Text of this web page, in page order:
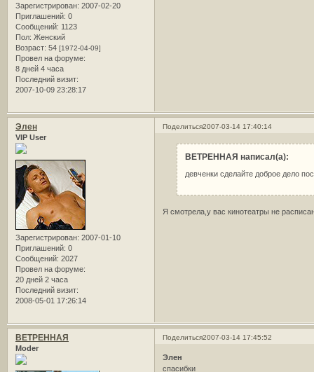
Зарегистрирован: 2007-02-20
Приглашений: 0
Сообщений: 1123
Пол: Женский
Возраст: 54 [1972-04-09]
Провел на форуме:
8 дней 4 часа
Последний визит:
2007-10-09 23:28:17
Поделиться2007-03-14 17:40:14
Элен
VIP User
Зарегистрирован: 2007-01-10
Приглашений: 0
Сообщений: 2027
Провел на форуме:
20 дней 2 часа
Последний визит:
2008-05-01 17:26:14
ВЕТРЕННАЯ написал(а):
девченки сделайте доброе дело
Я смотрела,у вас кинотеатры не
Поделиться2007-03-14 17:45:52
ВЕТРЕННАЯ
Moder
Элен
спасибки